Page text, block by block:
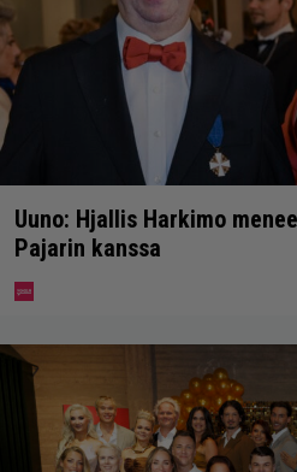
Uuno: Hjallis Harkimo
Pajarin kanssa